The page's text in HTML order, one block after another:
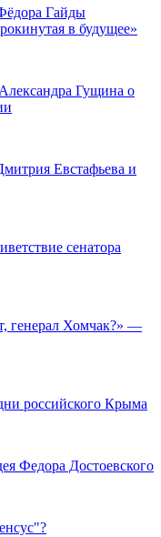
Гайды
в будущее»
Гущина о
Евстафьева и
сенатора
генерал Хомчак?» —
российского Крыма
Федора Достоевского